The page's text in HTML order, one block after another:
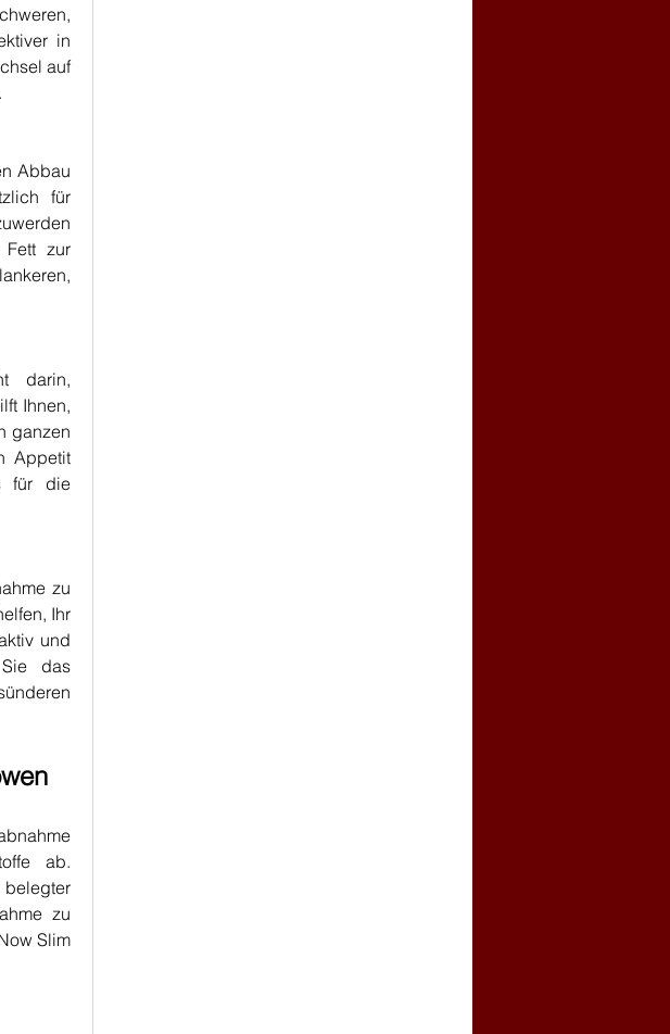
in
auf
Abbau
für
Fett zur
darin,
Ihnen,
ganzen
Appetit
für die
zu
Ihr
und
das
zu
Slim